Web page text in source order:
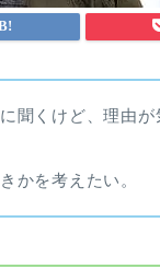
聞くけど、理由が
かを考えたい。